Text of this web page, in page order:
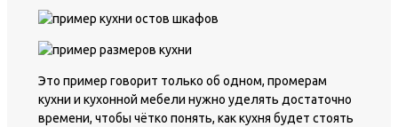
Это пример говорит только об одном, промерам
кухни и кухонной мебели нужно уделять достаточно
времени, чтобы чётко понять, как кухня будет стоять